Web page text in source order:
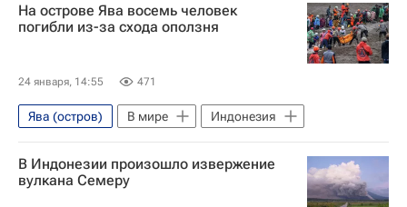
На острове Ява восемь человек
погибли из-за схода оползня
24 января, 14:55 471
Ява (остров) В мире Индонезия
В Индонезии произошло извержение
вулкана Семеру